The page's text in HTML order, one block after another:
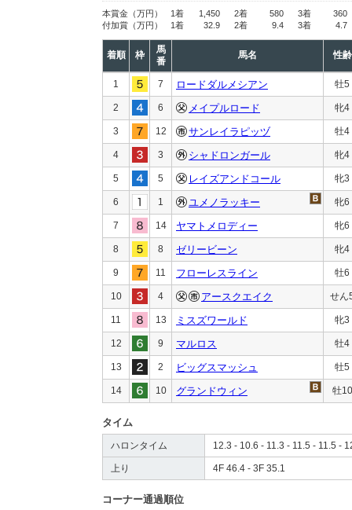
本賞金 （万円） 1着 1,450 2着 580 3着
360
付加賞 （万円） 1着 32.9 2着 9.4 3着 4.7
着順 枠
馬
番
馬名 性齢
1 7 ロードダルメシアン 牡5
2 6 メイプルロード 牝4
3 12 サンレイラピッヅ 牡4
4 3 シャドロンガール 牝4
5 5 レイズアンドコール 牝3
6 1 ユメノラッキー 牝6
7 14 ヤマトメロディー 牝6
8 8 ゼリービーン 牝4
9 11 フローレスライン 牡6
10 4 アースクエイク せん
11 13 ミスズワールド 牝3
12 9 マルロス 牡4
13 2 ビッグスマッシュ 牡5
14 10 グランドウィン 牡10
タイム
ハロンタイム 12.3 - 10.6 - 11.3 - 11.5 - 11.5 -
上り 4F 46.4 - 3F 35.1
コーナー通過順位